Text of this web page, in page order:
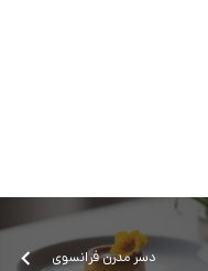
دسر مدرن فرانسوی